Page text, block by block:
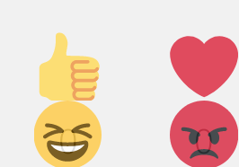
Палец
вверх!
0
Лайк!
0
Дикий
смех!
Агрессия!